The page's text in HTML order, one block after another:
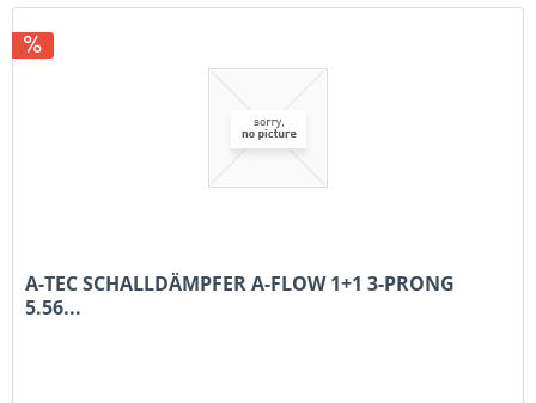
A-TEC SCHALLDÄMPFER A-FLOW 1+1 3-PRONG
5.56...